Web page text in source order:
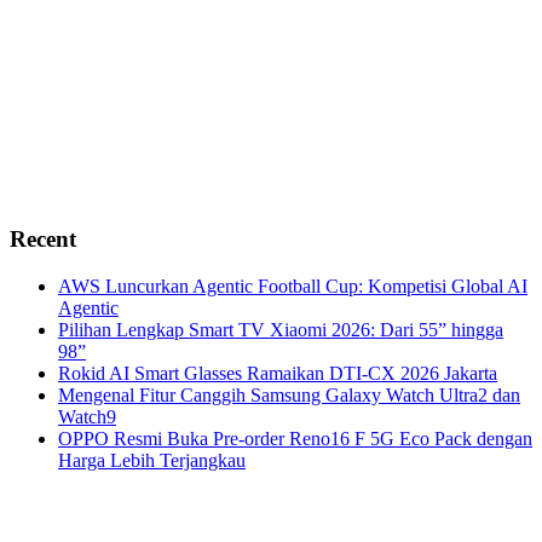
Recent
AWS Luncurkan Agentic Football Cup: Kompetisi Global AI
Agentic
Pilihan Lengkap Smart TV Xiaomi 2026: Dari 55” hingga
98”
Rokid AI Smart Glasses Ramaikan DTI-CX 2026 Jakarta
Mengenal Fitur Canggih Samsung Galaxy Watch Ultra2 dan
Watch9
OPPO Resmi Buka Pre-order Reno16 F 5G Eco Pack dengan
Harga Lebih Terjangkau